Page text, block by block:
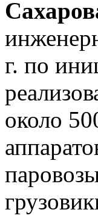
г. по
около